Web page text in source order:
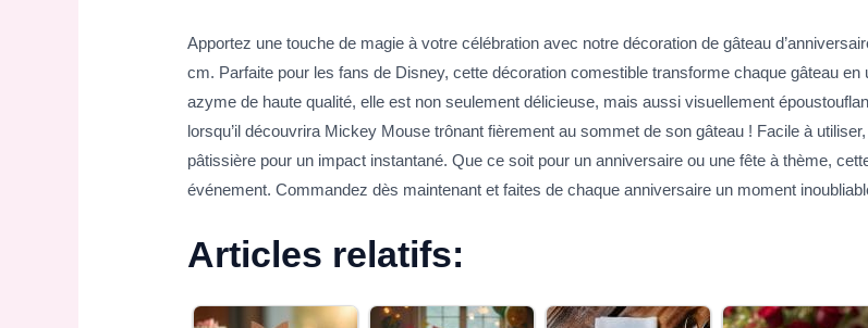
Apportez une touche de magie à votre célébration avec notre décoration de gâteau
cm. Parfaite pour les fans de Disney, cette décoration comestible transforme chaque gâteau
azyme de haute qualité, elle est non seulement délicieuse, mais aussi visuellement
lorsqu’il découvrira Mickey Mouse trônant fièrement au sommet de son gâteau ! Facile à
pâtissière pour un impact instantané. Que ce soit pour un anniversaire ou une fête à thème,
événement. Commandez dès maintenant et faites de chaque anniversaire un moment
Articles relatifs: